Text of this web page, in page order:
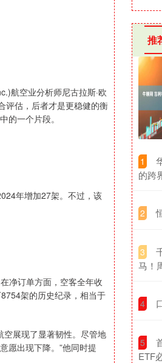
航空业分析师尼古拉斯·欧
评估，后者才是更稳健的衡
的一个片段。
年增加27架。不过，该
净订单方面，空客全年收
架的历史纪录，相当于
空展现了显著韧性。尽管地
愿出现下降。”他同时提
推
1
的跨
2
3
马！
4
5
ETF